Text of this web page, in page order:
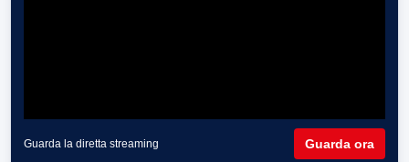
Guarda la diretta streaming Guarda ora